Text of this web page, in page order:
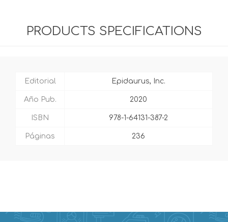
PRODUCTS SPECIFICATIONS
Editorial Epidaurus, Inc.
Año Pub. 2020
ISBN 978-1-64131-387-2
Páginas 236